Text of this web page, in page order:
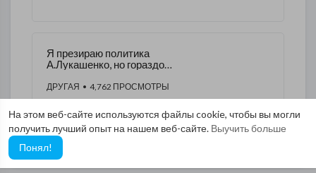
На этом веб-сайте используются файлы cookie, чтобы вы могли
получить лучший опыт на нашем веб-сайте. Выучить больше
Понял!
Я презираю политика
А.Лукашенко, но гораздо
ним сотрудничает
ДРУГАЯ • 4,762 ПРОСМОТРЫ